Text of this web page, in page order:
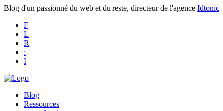
Blog d'un passionné du web et du reste, directeur de l'agence Idtonic
F
L
R
:
I
Blog
Ressources